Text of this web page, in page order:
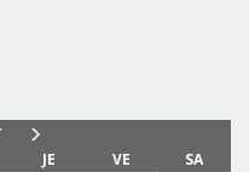
JE VE
SA